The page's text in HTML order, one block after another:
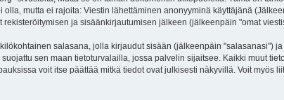
mutta ei rajoita: Viestin lähettäminen anonyyminä käyttäjänä
ja sisäänkirjautumisen jälkeen (jälkeenpäin "omat
salasana, jolla kirjaudut sisään (jälkeenpäin "salasanasi")
sen maan tietoturvalailla, jossa palvelin sijaitsee. Kaikki muut
voit itse päättää mitkä tiedot ovat julkisesti näkyvillä. Voit myös